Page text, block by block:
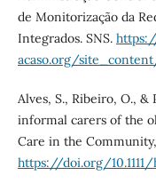
de Monitorização da
Integrados. SNS.
acaso.org/
Alves, S., Ribeiro, O.,
informal carers of the
Care in the
https://doi.org/10.1111/